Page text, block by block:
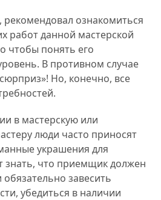
ознакомиться
работ данной мастерской
чтобы понять его
В противном случае
Но, конечно, все
в мастерскую или
люди часто приносят
украшения для
знать, что приемщик должен
завесить
убедиться в наличии